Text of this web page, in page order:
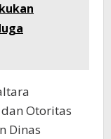
Otoritas
Dinas